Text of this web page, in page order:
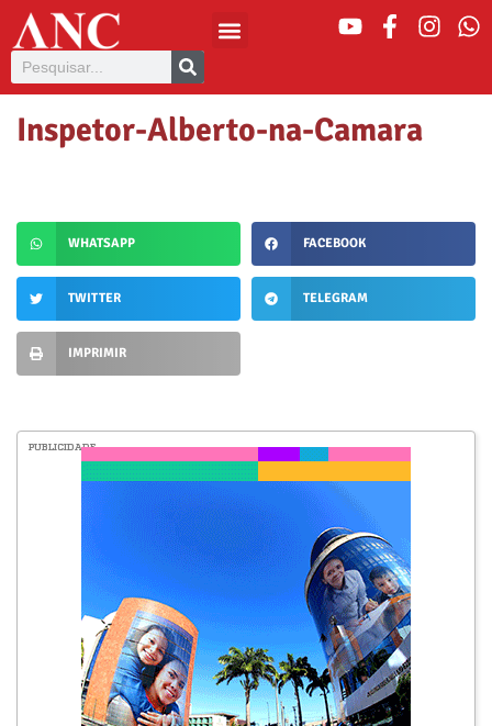
Inspetor-Alberto-na-Camara
WHATSAPP FACEBOOK
TWITTER TELEGRAM
IMPRIMIR
PUBLICIDADE